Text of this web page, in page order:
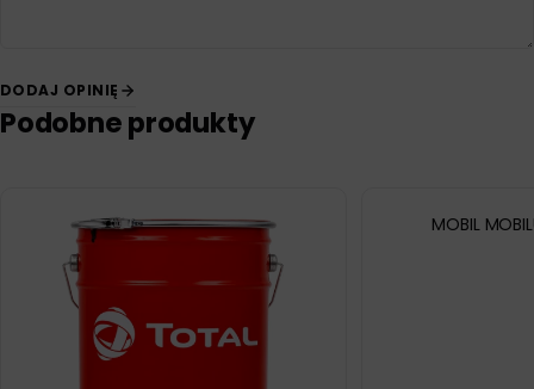
DODAJ OPINIĘ
Podobne produkty
MOBIL